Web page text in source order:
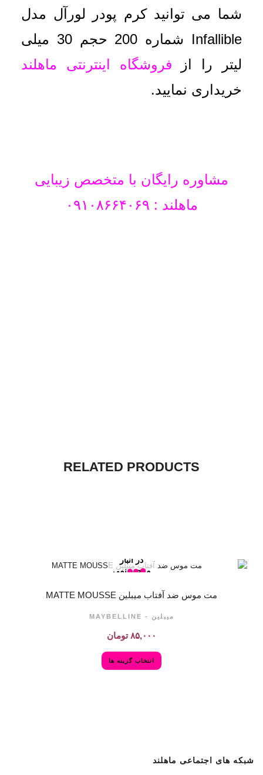
شما می توانید کرم پودر لورآل مدل
Infallible شماره 200 حجم 30 میلی
لیتر را از
فروشگاه اینترنتی ماهلند
خریداری نمایید.
مشاوره رایگان با متخصص زیبایی
ماهلند : ۰۹۱۰۸۶۶۴۰۶۹
RELATED PRODUCTS
در انبار
موجود نمی
مت موس ضد آفتاب میبلین MATTE MOUSSE
میبلین - MAYBELLINE
۸۵,۰۰۰ تومان
انتخاب گزینه ها
شبکه های اجتماعی ماهلند